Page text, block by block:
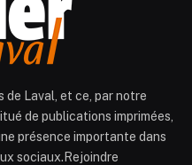
de Laval, et ce, par notre
de publications imprimées,
présence importante dans
sociaux.Rejoindre